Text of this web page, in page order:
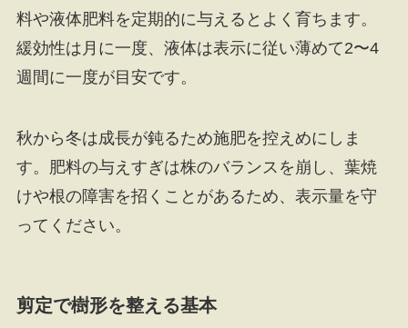
料や液体肥料を定期的に与えるとよく育ちます。
緩効性は月に一度、液体は表示に従い薄めて2〜4
週間に一度が目安です。
秋から冬は成長が鈍るため施肥を控えめにしま
す。肥料の与えすぎは株のバランスを崩し、葉焼
けや根の障害を招くことがあるため、表示量を守
ってください。
剪定で樹形を整える基本